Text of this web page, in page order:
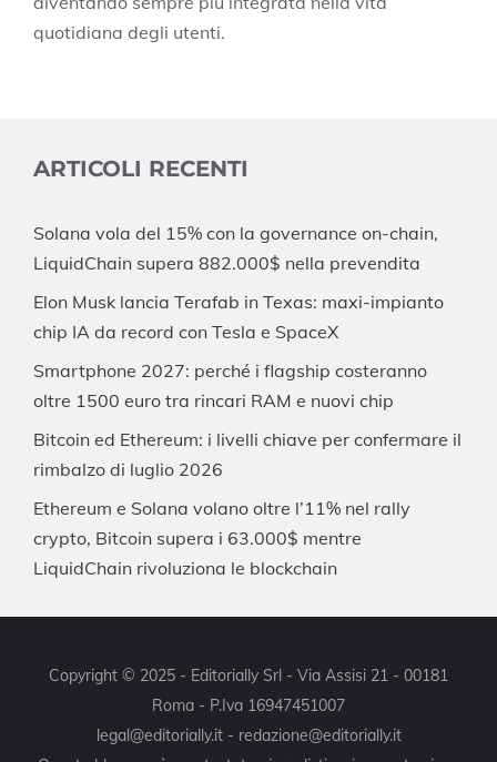
quotidiana degli utenti.
ARTICOLI RECENTI
Solana vola del 15% con la governance on-chain,
LiquidChain supera 882.000$ nella prevendita
Elon Musk lancia Terafab in Texas: maxi-impianto
chip IA da record con Tesla e SpaceX
Smartphone 2027: perché i flagship costeranno
oltre 1500 euro tra rincari RAM e nuovi chip
Bitcoin ed Ethereum: i livelli chiave per confermare il
rimbalzo di luglio 2026
Ethereum e Solana volano oltre l’11% nel rally
crypto, Bitcoin supera i 63.000$ mentre
LiquidChain rivoluziona le blockchain
Copyright © 2025 - Editorially Srl - Via Assisi 21 - 00181
Roma - P.Iva 16947451007
legal@editorially.it - redazione@editorially.it